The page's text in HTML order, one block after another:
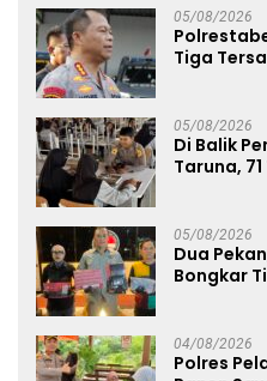
05/08/2026
Tiga
05/08/2026
Di Balik
Taruna,
05/08/2026
Dua
Bongkar
04/08/2026
Polres